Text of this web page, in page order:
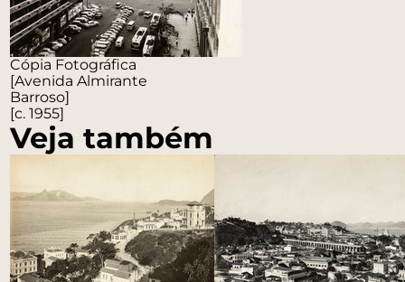
Cópia Fotográfica
[Avenida Almirante
Barroso]
[c. 1955]
Veja também